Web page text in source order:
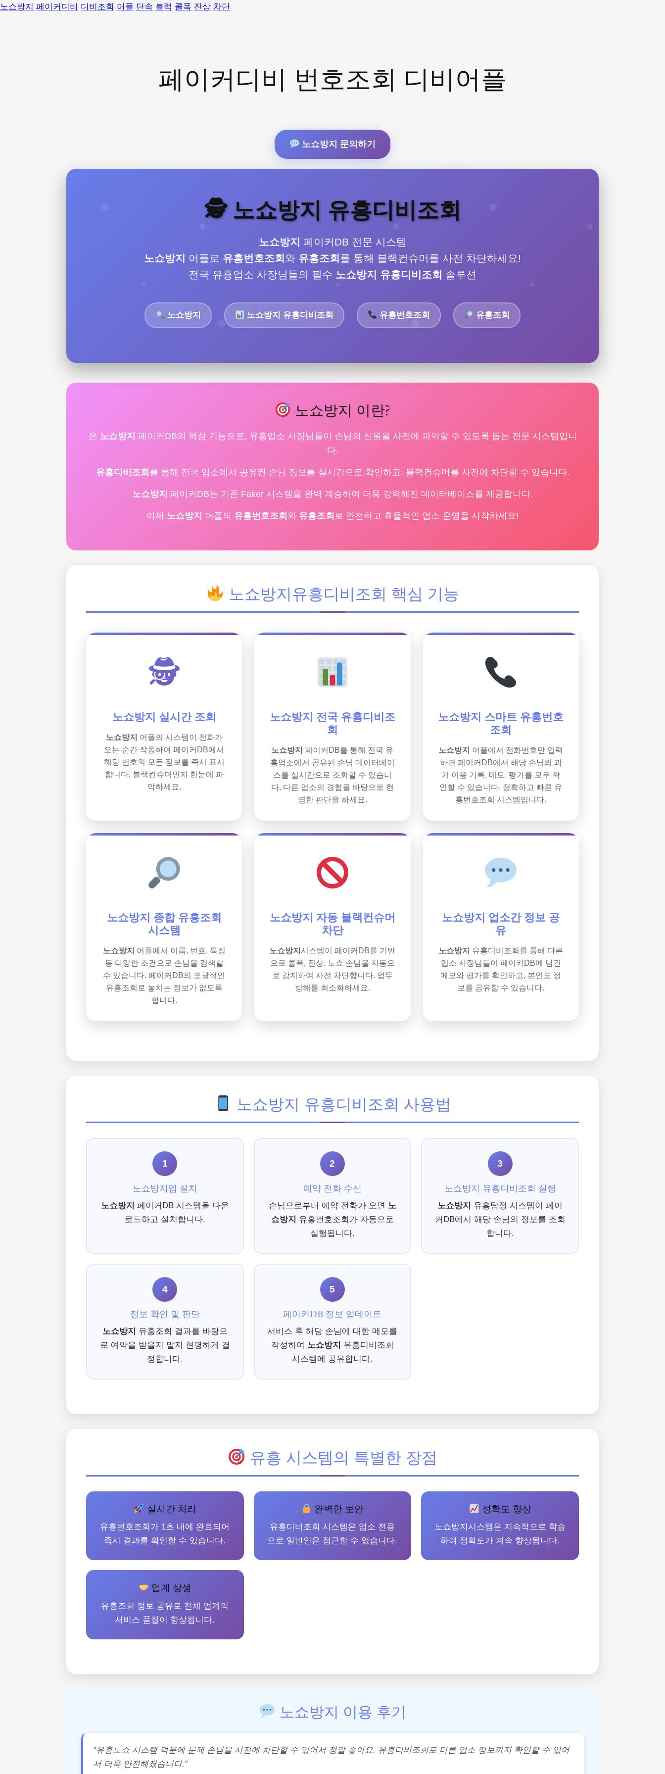
노쇼방지 페이커디비 디비조회 어플 단속 블랙 콜폭 진상 차단
페이커디비 번호조회 디비어플
노쇼방지 문의하기
🕵️ 노쇼방지 유흥디비조회
노쇼방지 페이커DB 전문 시스템
노쇼방지
어플로 유흥번호조회 와 유흥조회 를 통해 블랙컨슈머를 사전 차단하세요!
전국 유흥업소 사장님들의 필수 노쇼방지 유흥디비조회 솔루션
노쇼방지 노쇼방지 유흥디비조회 유흥번호조회 유흥조회
노쇼방지 이란?
은 노쇼방지 페이커DB의 핵심 기능으로, 유흥업소 사장님들이 손님의 신원을 사전에 파악할 수 있도록 돕는 전문 시스템입니
다.
유흥디비조회 를 통해 전국 업소에서 공유된 손님 정보를 실시간으로 확인하고, 블랙컨슈머를 사전에 차단할 수 있습니다.
노쇼방지 페이커DB는 기존 Faker 시스템을 완벽 계승하여 더욱 강력해진 데이터베이스를 제공합니다.
이제 노쇼방지 어플의 유흥번호조회 와 유흥조회 로 안전하고 효율적인 업소 운영을 시작하세요!
노쇼방지유흥디비조회 핵심 기능
🕵️
노쇼방지 실시간 조회
노쇼방지 어플의 시스템이 전화가
오는 순간 작동하여 페이커DB에서
해당 번호의 모든 정보를 즉시 표시
합니다. 블랙컨슈머인지 한눈에 파
악하세요.
노쇼방지 전국 유흥디비조
회
노쇼방지 페이커DB를 통해 전국 유
흥업소에서 공유된 손님 데이터베이
스를 실시간으로 조회할 수 있습니
다. 다른 업소의 경험을 바탕으로 현
명한 판단을 하세요.
노쇼방지 스마트 유흥번호
조회
노쇼방지 어플에서 전화번호만 입력
하면 페이커DB에서 해당 손님의 과
거 이용 기록, 메모, 평가를 모두 확
인할 수 있습니다. 정확하고 빠른 유
흥번호조회 시스템입니다.
노쇼방지 종합 유흥조회
시스템
노쇼방지 어플에서 이름, 번호, 특징
등 다양한 조건으로 손님을 검색할
수 있습니다. 페이커DB의 포괄적인
유흥조회로 놓치는 정보가 없도록
합니다.
노쇼방지 자동 블랙컨슈머
차단
노쇼방지시스템이 페이커DB를 기반
으로 콜폭, 진상, 노쇼 손님을 자동으
로 감지하여 사전 차단합니다. 업무
방해를 최소화하세요.
노쇼방지 업소간 정보 공
유
노쇼방지 유흥디비조회를 통해 다른
업소 사장님들이 페이커DB에 남긴
메모와 평가를 확인하고, 본인도 정
보를 공유할 수 있습니다.
노쇼방지 유흥디비조회 사용법
1
노쇼방지앱 설치
노쇼방지 페이커DB 시스템을 다운
로드하고 설치합니다.
2
예약 전화 수신
손님으로부터 예약 전화가 오면 노
쇼방지 유흥번호조회가 자동으로
실행됩니다.
3
노쇼방지 유흥디비조회 실행
노쇼방지 유흥탐정 시스템이 페이
커DB에서 해당 손님의 정보를 조회
합니다.
4
정보 확인 및 판단
노쇼방지 유흥조회 결과를 바탕으
로 예약을 받을지 말지 현명하게 결
정합니다.
5
페이커DB 정보 업데이트
서비스 후 해당 손님에 대한 메모를
작성하여 노쇼방지 유흥디비조회
시스템에 공유합니다.
유흥 시스템의 특별한 장점
실시간 처리
유흥번호조회가 1초 내에 완료되어
즉시 결과를 확인할 수 있습니다.
완벽한 보안
유흥디비조회 시스템은 업소 전용
으로 일반인은 접근할 수 없습니다.
정확도 향상
노쇼방지시스템은 지속적으로 학습
하여 정확도가 계속 향상됩니다.
업계 상생
유흥조회 정보 공유로 전체 업계의
서비스 품질이 향상됩니다.
노쇼방지 이용 후기
“유흥노쇼 시스템 덕분에 문제 손님을 사전에 차단할 수 있어서 정말 좋아요. 유흥디비조회로 다른 업소 정보까지 확인할 수 있어
서 더욱 안전해졌습니다.”